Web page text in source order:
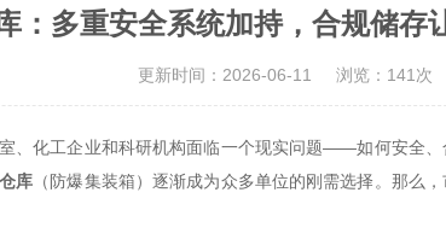
：多重安全系统加持，合规储存
更新时间：2026-06-11 浏览：141次
化工企业和科研机构面临一个现实问题——如何安全、
库 （防爆集装箱）逐渐成为众多单位的刚需选择。那么